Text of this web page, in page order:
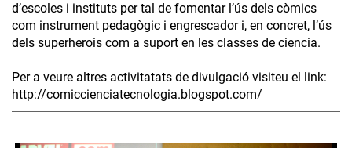
d’escoles i instituts per tal de fomentar l’ús dels còmics
com instrument pedagògic i engrescador i, en concret, l’ús
dels superherois com a suport en les classes de ciencia.
Per a veure altres activitatats de divulgació visiteu el link:
http://comiccienciatecnologia.blogspot.com/